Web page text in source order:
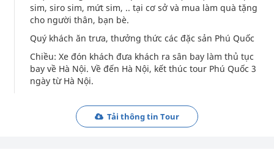
sim, siro sim, mứt sim, .. tại cơ sở và mua làm quà tặng
cho người thân, bạn bè.
Quý khách ăn trưa, thưởng thức các đặc sản Phú Quốc
Chiều: Xe đón khách đưa khách ra sân bay làm thủ tục
bay về Hà Nội. Về đến Hà Nội, kết thúc tour Phú Quốc 3
ngày từ Hà Nội.
Tải thông tin Tour